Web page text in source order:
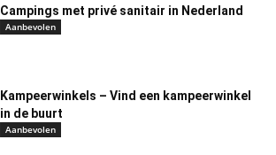
Campings met privé sanitair in Nederland
Aanbevolen
Kampeerwinkels – Vind een kampeerwinkel
in de buurt
Aanbevolen